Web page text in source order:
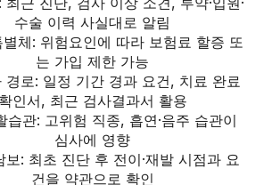
수술 이력 사실대로 알림
체: 위험요인에 따라 보험료 할증 또
는 가입 제한 가능
경로: 일정 기간 경과 요건, 치료 완료
확인서, 최근 검사결과서 활용
습관: 고위험 직종, 흡연·음주 습관이
심사에 영향
보: 최초 진단 후 전이·재발 시점과 요
건을 약관으로 확인